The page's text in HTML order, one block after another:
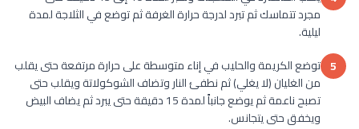
مجرد تتماسك ثم تبرد لدرجة حرارة الغرفة ثم توضع في الثلاجة لمدة
ليلية.
5 توضع الكريمة والحليب في إناء متوسطة على حرارة مرتفعة حتى يقلب
من الغليان (لا يغلي) ثم نطفئ النار وتضاف الشوكولاتة ويقلب حتى
تصبح ناعمة ثم يوضع جانباً لمدة 15 دقيقة حتى يبرد ثم يضاف البيض
ويخفق حتى يتجانس.